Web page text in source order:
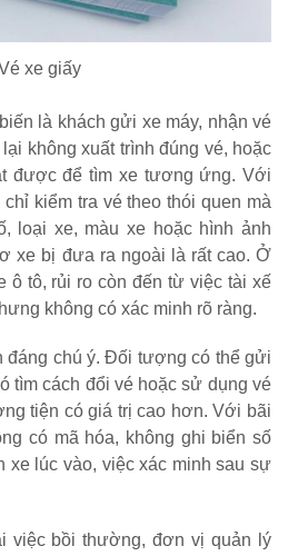
xe giấy
là khách gửi xe máy, nhận vé
không xuất trình đúng vé, hoặc
được để tìm xe tương ứng. Với
kiểm tra vé theo thói quen mà
loại xe, màu xe hoặc hình ảnh
xe bị đưa ra ngoài là rất cao. Ở
ô tô, rủi ro còn đến từ việc tài xế
không có xác minh rõ ràng.
đáng chú ý. Đối tượng có thể gửi
tìm cách đổi vé hoặc sử dụng vé
tiện có giá trị cao hơn. Với bãi
có mã hóa, không ghi biển số
xe lúc vào, việc xác minh sau sự
việc bồi thường, đơn vị quản lý